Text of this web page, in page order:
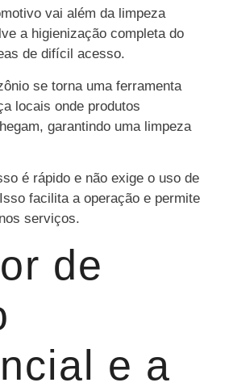
vai além da limpeza
a higienização completa do
de difícil acesso.
se torna uma ferramenta
locais onde produtos
garantindo uma limpeza
é rápido e não exige o uso de
facilita a operação e permite
serviços.
de
e a